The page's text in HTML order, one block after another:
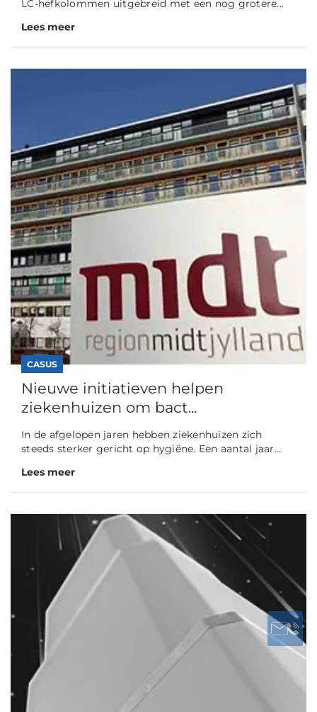
LC-hefkolommen uitgebreid met een nog grotere...
Lees meer
CASUS
Nieuwe initiatieven helpen
ziekenhuizen om bact...
In de afgelopen jaren hebben ziekenhuizen zich
steeds sterker gericht op hygiëne. Een aantal jaar...
Lees meer